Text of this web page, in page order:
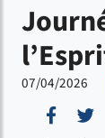
07/04/2026